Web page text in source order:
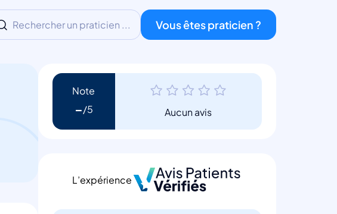
Rechercher un praticien ... Vous êtes praticien ?
Note
- Aucun avis
L’expérience